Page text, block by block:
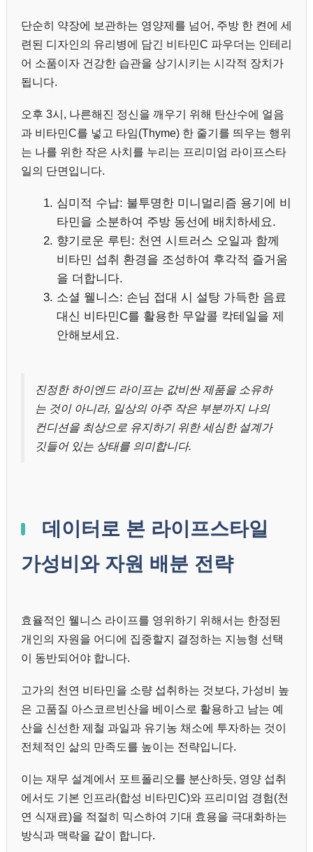
단순히 약장에 보관하는 영양제를 넘어, 주방 한 켠에 세
련된 디자인의 유리병에 담긴 비타민C 파우더는 인테리
어 소품이자 건강한 습관을 상기시키는 시각적 장치가
됩니다.
오후 3시, 나른해진 정신을 깨우기 위해 탄산수에 얼음
과 비타민C를 넣고 타임(Thyme) 한 줄기를 띄우는 행위
는 나를 위한 작은 사치를 누리는 프리미엄 라이프스타
일의 단면입니다.
심미적 수납: 불투명한 미니멀리즘 용기에 비
타민을 소분하여 주방 동선에 배치하세요.
향기로운 루틴: 천연 시트러스 오일과 함께
비타민 섭취 환경을 조성하여 후각적 즐거움
을 더합니다.
소셜 웰니스: 손님 접대 시 설탕 가득한 음료
대신 비타민C를 활용한 무알콜 칵테일을 제
안해보세요.
진정한 하이엔드 라이프는 값비싼 제품을 소유하
는 것이 아니라, 일상의 아주 작은 부분까지 나의
컨디션을 최상으로 유지하기 위한 세심한 설계가
깃들어 있는 상태를 의미합니다.
데이터로 본 라이프스타일
가성비와 자원 배분 전략
효율적인 웰니스 라이프를 영위하기 위해서는 한정된
개인의 자원을 어디에 집중할지 결정하는 지능형 선택
이 동반되어야 합니다.
고가의 천연 비타민을 소량 섭취하는 것보다, 가성비 높
은 고품질 아스코르빈산을 베이스로 활용하고 남는 예
산을 신선한 제철 과일과 유기농 채소에 투자하는 것이
전체적인 삶의 만족도를 높이는 전략입니다.
이는 재무 설계에서 포트폴리오를 분산하듯, 영양 섭취
에서도 기본 인프라(합성 비타민C)와 프리미엄 경험(천
연 식재료)을 적절히 믹스하여 기대 효용을 극대화하는
방식과 맥락을 같이 합니다.